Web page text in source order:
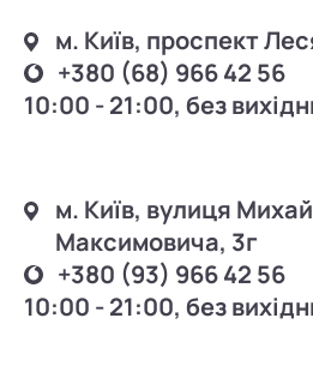
м. Київ, проспект
+380 (68) 966 42 56
10:00 - 21:00, без
м. Київ, вулиця
Максимовича, 3г
+380 (93) 966 42 56
10:00 - 21:00, без